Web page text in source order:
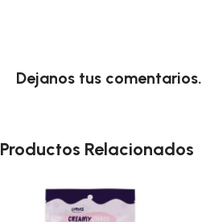
Dejanos tus comentarios.
Productos Relacionados